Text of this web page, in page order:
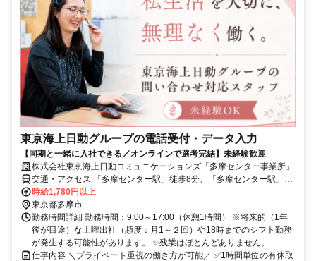
東京海上日動グループの電話受付・データ入力
【同期と一緒に入社できる／オンラインで選考完結】未経験歓迎
株式会社東京海上日動コミュニケーションズ「多摩センター事業所」
交通・アクセス 「多摩センター駅」徒歩8分、「多摩センター駅」徒
歩5分（京王・小田急線「多摩センター駅」徒歩8分、多摩モノレール
「多摩センター駅」徒歩5分）
時給1,780円以上
東京都多摩市
勤務時間詳細 勤務時間：9:00～17:00（休憩1時間） ※将来的（1年
後が目途）な土曜出社（頻度：月1～２回）や18時までのシフト勤務
が発生する可能性があります。 ✨残業はほとんどありません。
仕事内容 ＼プライベート重視の働き方が可能／ ✅1時間単位の有休取